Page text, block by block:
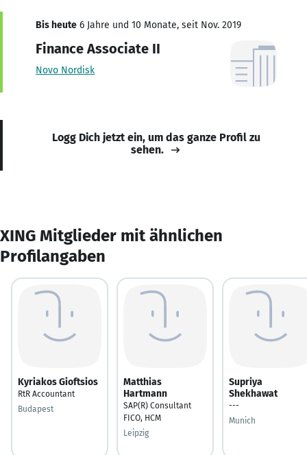
Bis heute 6 Jahre und 10 Monate, seit Nov. 2019
Finance Associate II
Novo Nordisk
Logg Dich jetzt ein, um das ganze Profil zu
sehen.
XING Mitglieder mit ähnlichen
Profilangaben
Kyriakos Gioftsios
RtR Accountant
Budapest
Matthias
Hartmann
SAP(R) Consultant
FICO, HCM
Leipzig
Supriya
Shekhawat
---
Munich